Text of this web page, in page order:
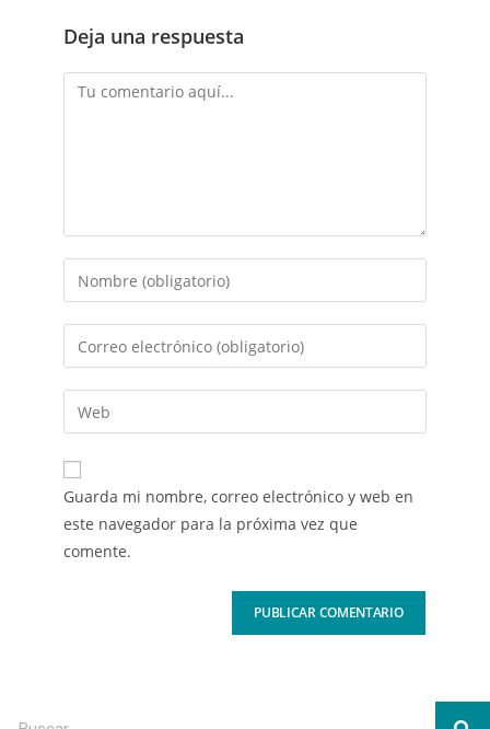
Deja una respuesta
Guarda mi nombre, correo electrónico y web en
este navegador para la próxima vez que
comente.